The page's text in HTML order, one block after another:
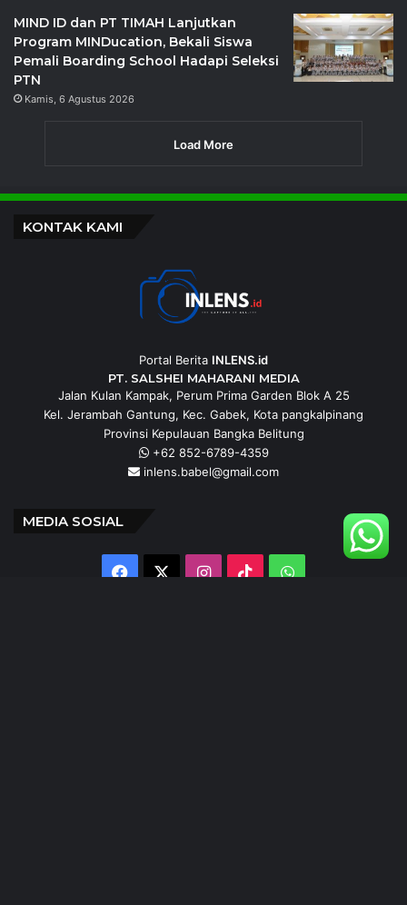
MIND ID dan PT TIMAH Lanjutkan
Program MINDucation, Bekali Siswa
Pemali Boarding School Hadapi Seleksi
PTN
Kamis, 6 Agustus 2026
Load More
KONTAK KAMI
Portal Berita INLENS.id
PT. SALSHEI MAHARANI MEDIA
Jalan Kulan Kampak, Perum Prima Garden Blok A 25
Kel. Jerambah Gantung, Kec. Gabek, Kota pangkalpinang
Provinsi Kepulauan Bangka Belitung
+62 852-6789-4359
inlens.babel@gmail.com
MEDIA SOSIAL
Facebook Instagram
TikTokWhatsApp